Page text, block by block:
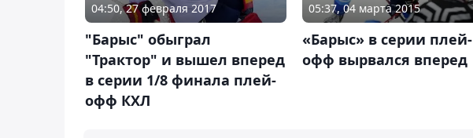
04:50, 27 февраля 2017
"Барыс" обыграл
"Трактор" и вышел вперед
в серии 1/8 финала плей-
офф КХЛ
05:37, 04 марта 2015
«Барыс» в серии плей-
офф вырвался вперед